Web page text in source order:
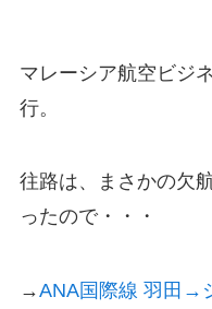
マレーシア航空ビジ
行。
往路は、まさかの欠
ったので・・・
→ANA国際線 羽田→